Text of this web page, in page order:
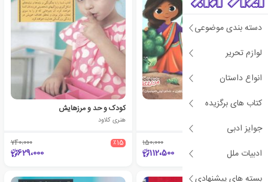
دسته بندی موضوعی
لوازم تحریر
انواع داستان
کتاب های برگزیده
جوایز ادبی
ادبیات ملل
بسته های پیشنهادی
غذاهای شگفت‌انگیز من
150،000
112،500
کودک و حد و مرزهایش
هنری کلاود
٪15 740،000
629،000